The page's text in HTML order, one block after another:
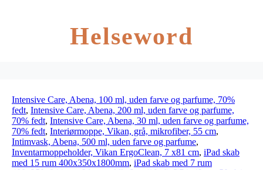
Helseword
Intensive Care, Abena, 100 ml, uden farve og parfume, 70%
fedt, Intensive Care, Abena, 200 ml, uden farve og parfume,
70% fedt, Intensive Care, Abena, 30 ml, uden farve og parfume,
70% fedt, Interiørmoppe, Vikan, grå, mikrofiber, 55 cm,
Intimvask, Abena, 500 ml, uden farve og parfume,
Inventarmoppeholder, Vikan ErgoClean, 7 x81 cm, iPad skab
med 15 rum 400x350x1800mm, iPad skab med 7 rum